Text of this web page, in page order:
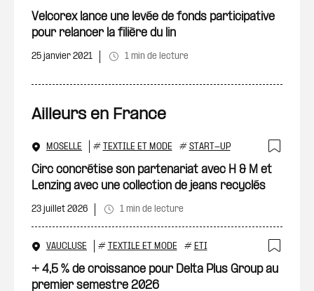
Velcorex lance une levée de fonds participative
pour relancer la filière du lin
25 janvier 2021 1 min de lecture
Ailleurs en France
MOSELLE # TEXTILE ET MODE # START-UP
Circ concrétise son partenariat avec H & M et
Lenzing avec une collection de jeans recyclés
23 juillet 2026 1 min de lecture
VAUCLUSE # TEXTILE ET MODE # ETI
+ 4,5 % de croissance pour Delta Plus Group au
premier semestre 2026